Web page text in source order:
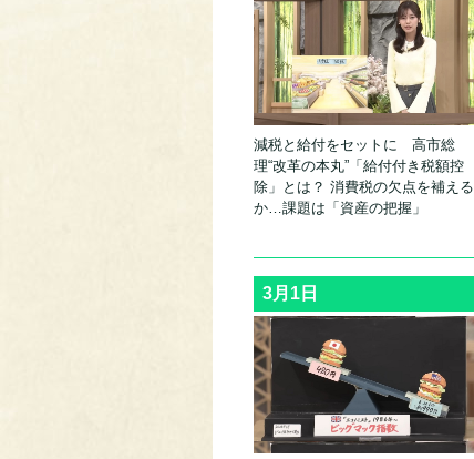
減税と給付をセットに 高市総
理“改革の本丸”「給付付き税額控
除」とは？ 消費税の欠点を補える
か…課題は「資産の把握」
3月1日